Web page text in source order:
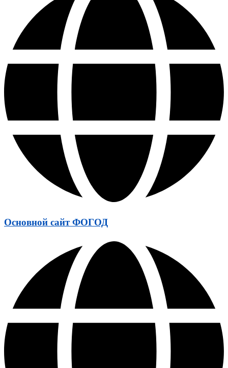
Основной сайт ФОГОД